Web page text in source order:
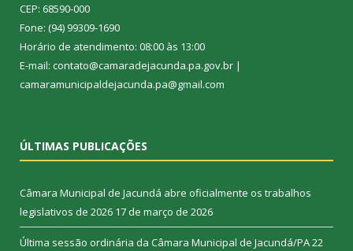
CEP: 68590-000
Fone: (94) 99309-1690
Horário de atendimento: 08:00 às 13:00
E-mail: contato@camaradejacunda.pa.gov.br |
camaramunicipaldejacunda.pa@gmail.com
ÚLTIMAS PUBLICAÇÕES
Câmara Municipal de Jacundá abre oficialmente os trabalhos
legislativos de 2026 17 de março de 2026
Última sessão ordinária da Câmara Municipal de Jacundá/PA22